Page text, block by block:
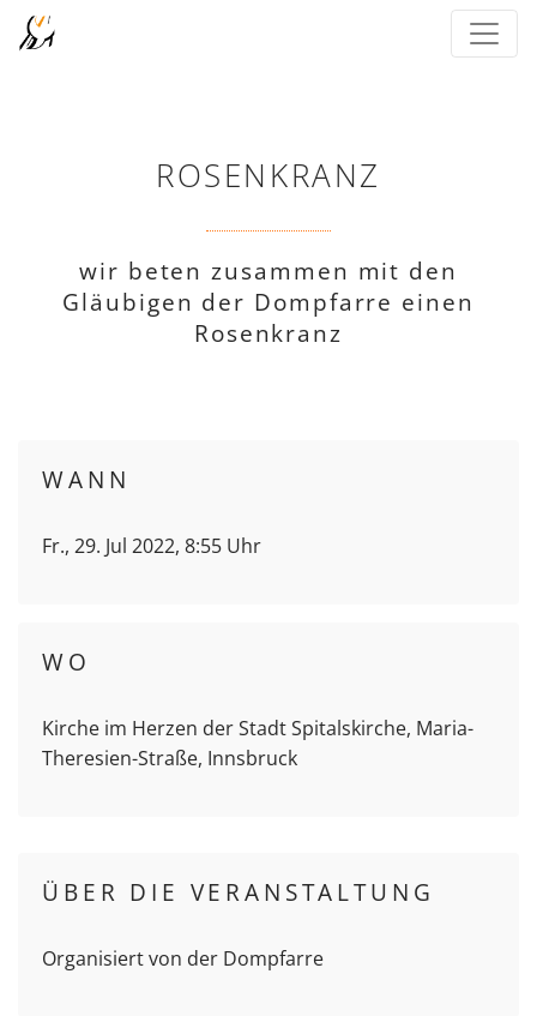
ROSENKRANZ
wir beten zusammen mit den
Gläubigen der Dompfarre einen
Rosenkranz
WANN
Fr., 29. Jul 2022, 8:55 Uhr
WO
Kirche im Herzen der Stadt Spitalskirche, Maria-
Theresien-Straße, Innsbruck
ÜBER DIE VERANSTALTUNG
Organisiert von der Dompfarre